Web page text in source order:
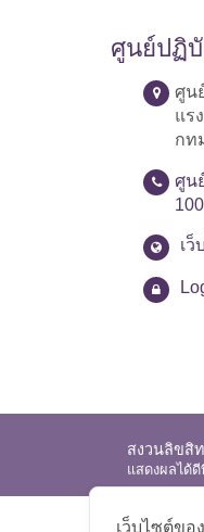
ศูนย์ปฏิ
ศูน
แร
กท
ศูน
เ
สงวนลิขสิ
แสดงผลได้
เว็บไซต์ข